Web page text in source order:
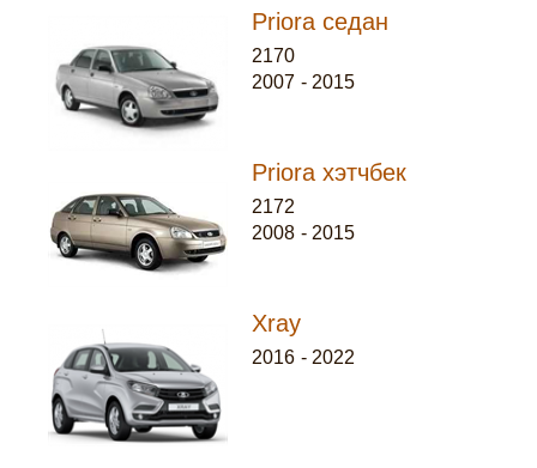
Priora седан
2170
2007 - 2015
Priora хэтчбек
2172
2008 - 2015
Xray
2016 - 2022